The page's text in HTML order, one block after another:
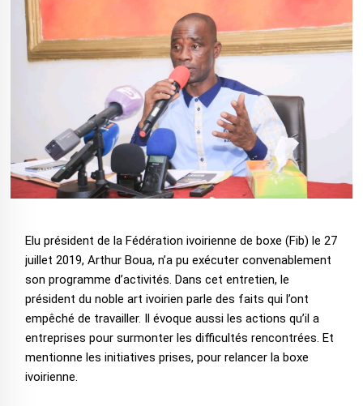
Elu président de la Fédération ivoirienne de boxe (Fib) le 27
juillet 2019, Arthur Boua, n’a pu exécuter convenablement
son programme d’activités. Dans cet entretien, le
président du noble art ivoirien parle des faits qui l’ont
empêché de travailler. Il évoque aussi les actions qu’il a
entreprises pour surmonter les difficultés rencontrées. Et
mentionne les initiatives prises, pour relancer la boxe
ivoirienne.